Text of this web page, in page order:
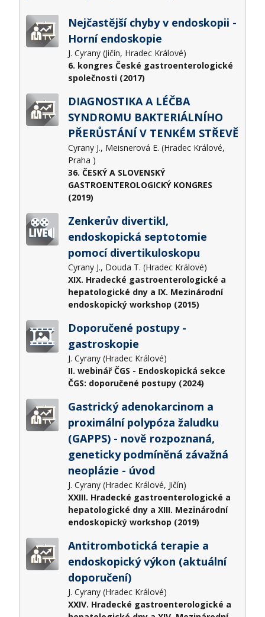
Nejčastější chyby v endoskopii -
Horní endoskopie
J. Cyrany (Jičín, Hradec Králové)
6. kongres České gastroenterologické
společnosti (2017)
DIAGNOSTIKA A LÉČBA
SYNDROMU BAKTERIÁLNÍHO
PŘERŮSTÁNÍ V TENKÉM STŘEVĚ
Cyrany J., Meisnerová E. (Hradec Králové,
Praha )
36. ČESKÝ A SLOVENSKÝ
GASTROENTEROLOGICKÝ KONGRES
(2019)
Zenkerův divertikl,
endoskopická septotomie
pomocí divertikuloskopu
Cyrany J., Douda T. (Hradec Králové)
XIX. Hradecké gastroenterologické a
hepatologické dny a IX. Mezinárodní
endoskopický workshop (2015)
Doporučené postupy -
gastroskopie
J. Cyrany (Hradec Králové)
II. webinář ČGS - Endoskopická sekce
ČGS: doporučené postupy (2024)
Gastrický adenokarcinom a
proximální polypóza žaludku
(GAPPS) - nově rozpoznaná,
geneticky podmíněná závažná
neoplázie - úvod
J. Cyrany (Hradec Králové, Jičín)
XXIII. Hradecké gastroenterologické a
hepatologické dny a XIII. Mezinárodní
endoskopický workshop (2019)
Antitrombotická terapie a
endoskopický výkon (aktuální
doporučení)
J. Cyrany (Hradec Králové)
XXIV. Hradecké gastroenterologické a